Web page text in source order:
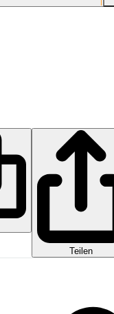
Teilen